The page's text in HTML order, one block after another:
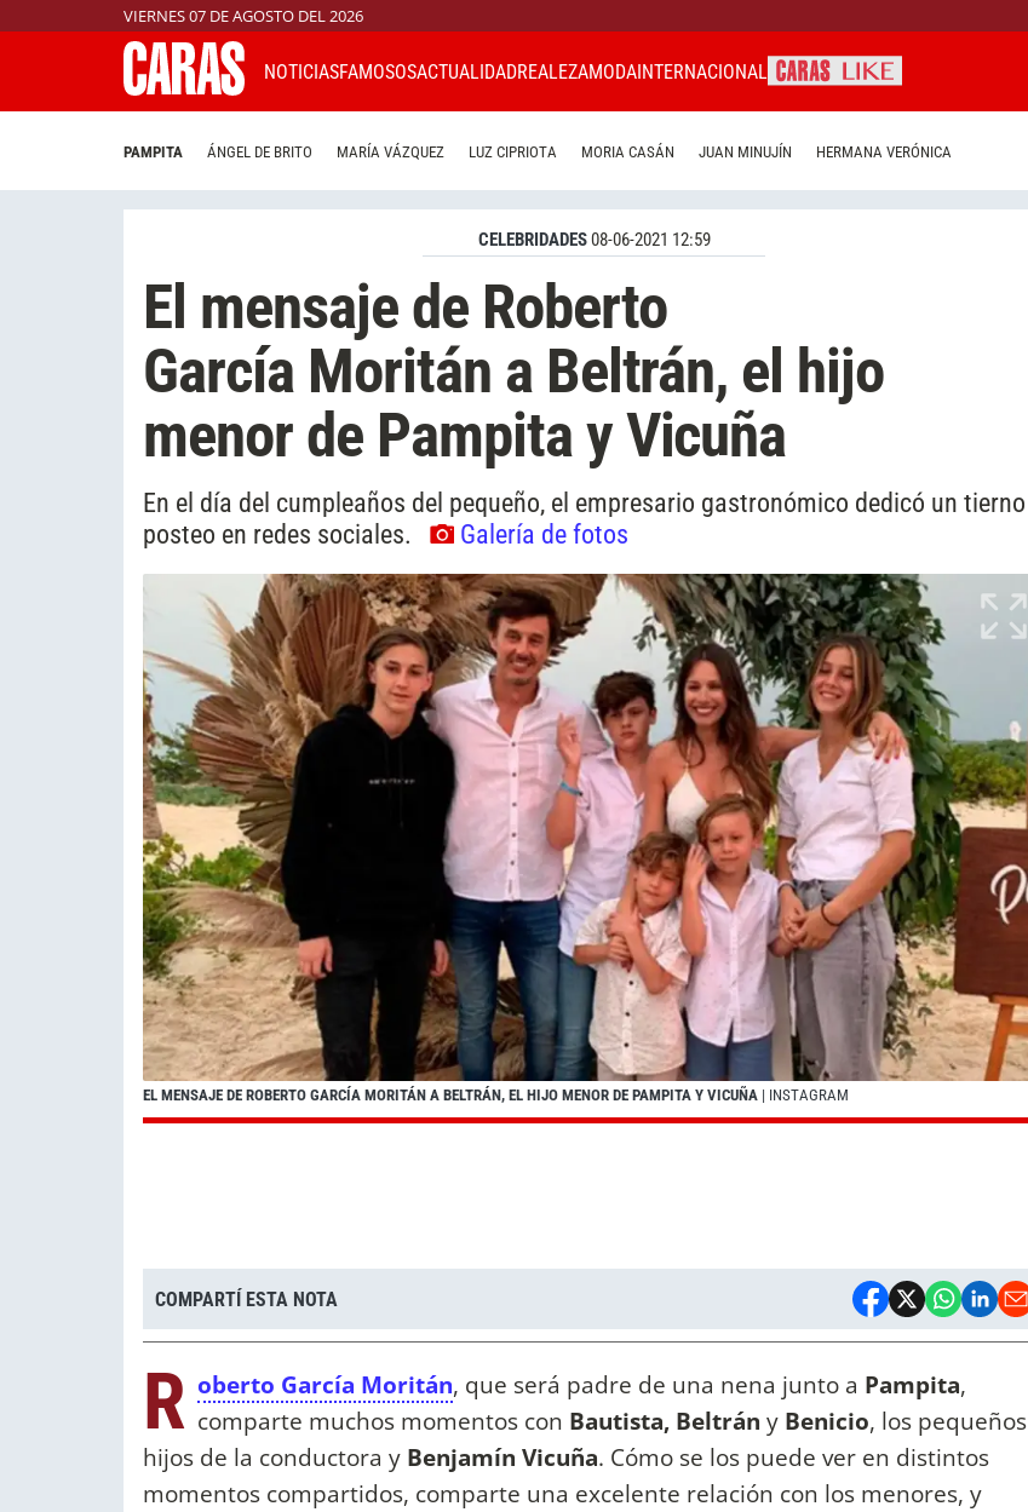
VIERNES 07 DE AGOSTO DEL 2026
NOTICIASFAMOSOSACTUALIDADREALEZAMODAINTERNACIONAL
PAMPITA ÁNGEL DE BRITO MARÍA VÁZQUEZ LUZ CIPRIOTA MORIA CASÁN JUAN MINUJÍN HERMANA VERÓNICA
CELEBRIDADES08-06-2021 12:59
El mensaje de Roberto
García Moritán a Beltrán, el hijo
menor de Pampita y Vicuña
En el día del cumpleaños del pequeño, el empresario gastronómico dedicó un tierno
posteo en redes sociales.
Galería de fotos
EL MENSAJE DE ROBERTO GARCÍA MORITÁN A BELTRÁN, EL HIJO MENOR DE PAMPITA Y VICUÑA | INSTAGRAM
COMPARTÍ ESTA NOTA
R oberto García Moritán, que será padre de una nena junto a Pampita,
comparte muchos momentos con Bautista, Beltrán y Benicio, los pequeños
hijos de la conductora y Benjamín Vicuña. Cómo se los puede ver en distintos
momentos compartidos, comparte una excelente relación con los menores, y